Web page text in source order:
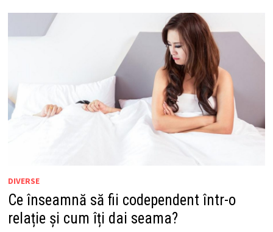
DIVERSE
Ce înseamnă să fii codependent într-o
relație și cum îți dai seama?